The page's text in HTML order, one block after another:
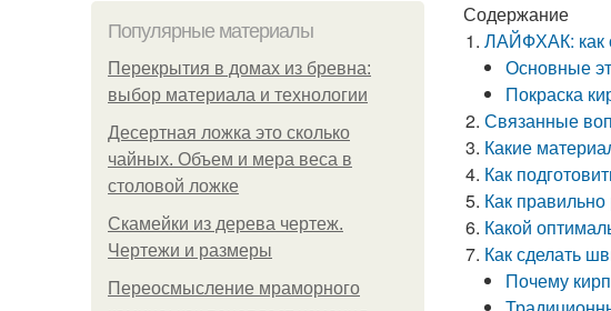
Популярные материалы
Перекрытия в домах из бревна:
выбор материала и технологии
Десертная ложка это сколько
чайных. Объем и мера веса в
столовой ложке
Скамейки из дерева чертеж.
Чертежи и размеры
Переосмысление мраморного
Содержание
ЛАЙФХАК: как
Основные
Покраска
Связанные
Какие
Как
Как
Какой
Как сделать
Почему